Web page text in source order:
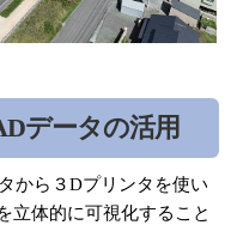
データの活用
から３Dプリンタを使い
立体的に可視化すること